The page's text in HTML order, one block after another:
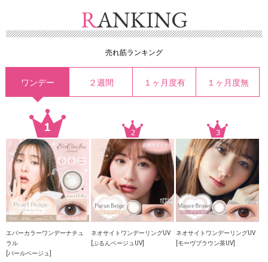
売れ筋ランキング
ワンデー ２週間 １ヶ月度有 １ヶ月度無
エバーカラーワンデーナチュ
ラル
[パールベージュ]
ネオサイトワンデーリングUV
[ぷるんベージュUV]
ネオサイトワンデーリングUV
[モーヴブラウン茶UV]